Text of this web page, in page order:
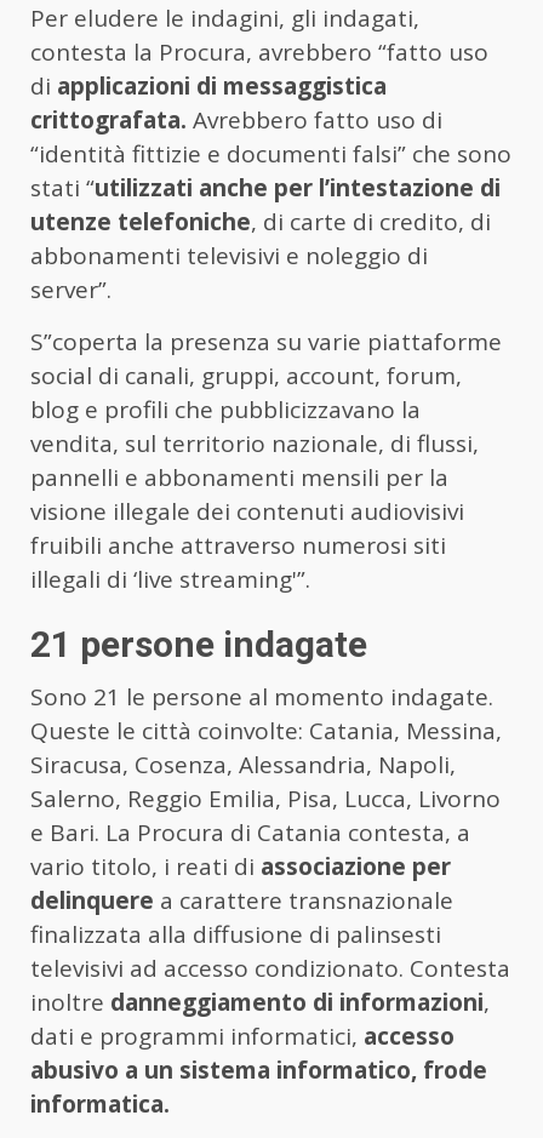
Per eludere le indagini, gli indagati,
contesta la Procura, avrebbero “fatto uso
di applicazioni di messaggistica
crittografata. Avrebbero fatto uso di
“identità fittizie e documenti falsi” che sono
stati “utilizzati anche per l’intestazione di
utenze telefoniche, di carte di credito, di
abbonamenti televisivi e noleggio di
server”.
S”coperta la presenza su varie piattaforme
social di canali, gruppi, account, forum,
blog e profili che pubblicizzavano la
vendita, sul territorio nazionale, di flussi,
pannelli e abbonamenti mensili per la
visione illegale dei contenuti audiovisivi
fruibili anche attraverso numerosi siti
illegali di ‘live streaming'”.
21 persone indagate
Sono 21 le persone al momento indagate.
Queste le città coinvolte: Catania, Messina,
Siracusa, Cosenza, Alessandria, Napoli,
Salerno, Reggio Emilia, Pisa, Lucca, Livorno
e Bari. La Procura di Catania contesta, a
vario titolo, i reati di associazione per
delinquere a carattere transnazionale
finalizzata alla diffusione di palinsesti
televisivi ad accesso condizionato. Contesta
inoltre danneggiamento di informazioni,
dati e programmi informatici, accesso
abusivo a un sistema informatico, frode
informatica.